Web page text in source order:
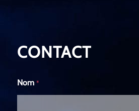
CONTACT
Nom *